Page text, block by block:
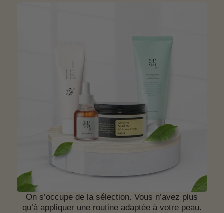
On s’occupe de la sélection. Vous n’avez plus
qu’à appliquer une routine adaptée à votre peau.